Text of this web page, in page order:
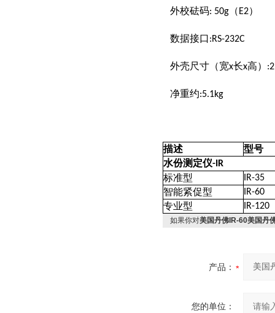
外校砝码: 50g（E2）
数据接口:RS-232C
外壳尺寸（宽x长x高）
净重约:5.1kg
描述
型号
水份测定仪-IR
标准型 IR-35
智能紧促型 IR-60
专业型 IR-120
如果你对美国丹佛IR-60美国丹
产品：
您的单位：